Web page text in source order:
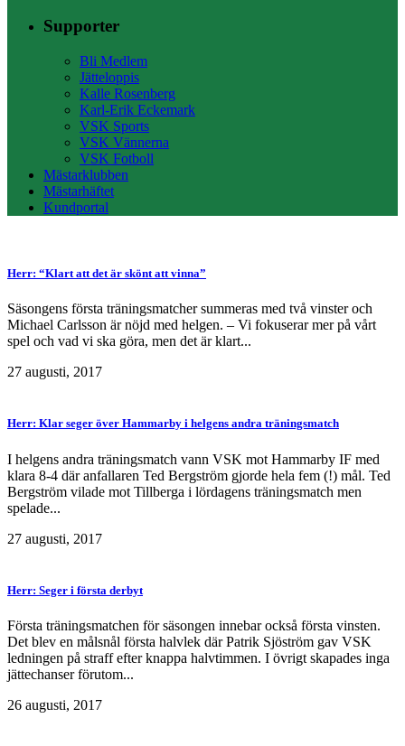
Supporter
Bli Medlem
Jätteloppis
Kalle Rosenberg
Karl-Erik Eckemark
VSK Sports
VSK Vännerna
VSK Fotboll
Mästarklubben
Mästarhäftet
Kundportal
Herr: “Klart att det är skönt att vinna”
Säsongens första träningsmatcher summeras med två vinster och
Michael Carlsson är nöjd med helgen. – Vi fokuserar mer på vårt
spel och vad vi ska göra, men det är klart...
27 augusti, 2017
Herr: Klar seger över Hammarby i helgens andra träningsmatch
I helgens andra träningsmatch vann VSK mot Hammarby IF med
klara 8-4 där anfallaren Ted Bergström gjorde hela fem (!) mål. Ted
Bergström vilade mot Tillberga i lördagens träningsmatch men
spelade...
27 augusti, 2017
Herr: Seger i första derbyt
Första träningsmatchen för säsongen innebar också första vinsten.
Det blev en målsnål första halvlek där Patrik Sjöström gav VSK
ledningen på straff efter knappa halvtimmen. I övrigt skapades inga
jättechanser förutom...
26 augusti, 2017